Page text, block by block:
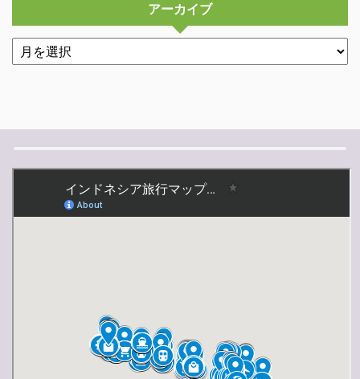
アーカイブ